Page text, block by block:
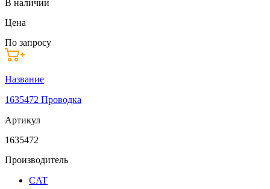
В наличии
Цена
По запросу
Название
1635472 Проводка
Артикул
1635472
Производитель
CAT